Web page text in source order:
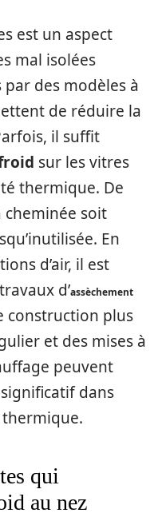
est un aspect
mal isolées
des modèles à
de réduire la
il suffit
sur les vitres
thermique. De
cheminée soit
En
d’air, il est
d’assèchement
construction plus
et des mises à
peuvent
dans
qui
au nez